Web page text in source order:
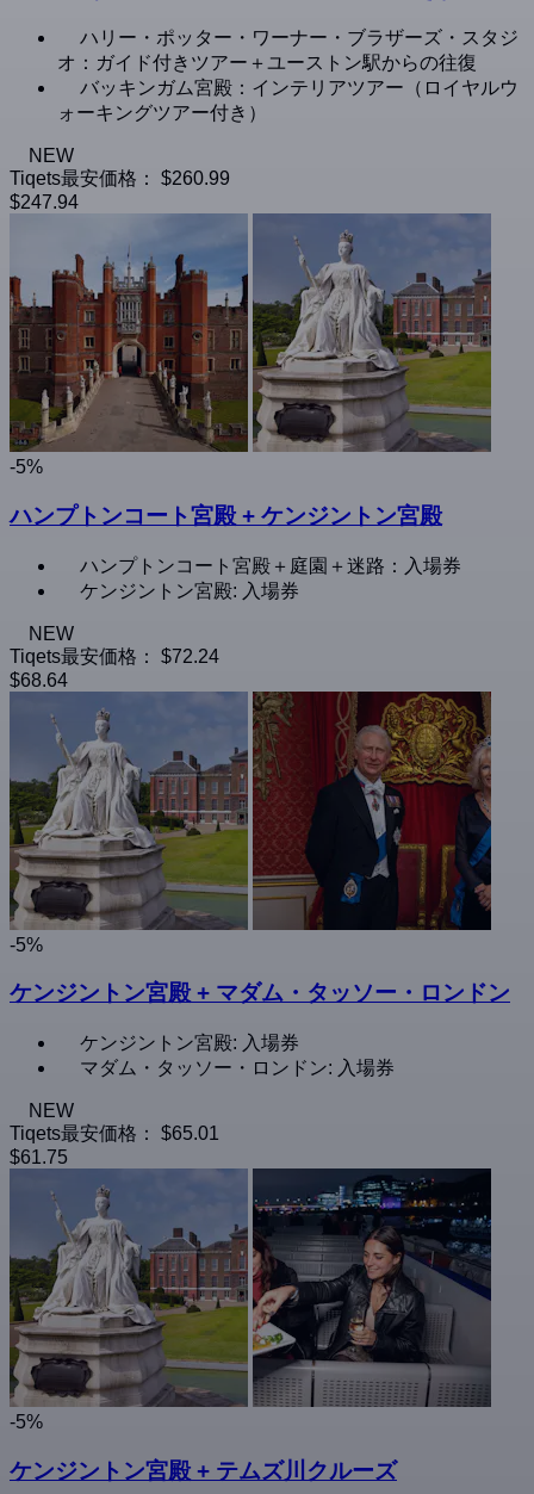
ハリー・ポッター・ワーナー・ブラザーズ・スタジ
オ：ガイド付きツアー＋ユーストン駅からの往復
バッキンガム宮殿：インテリアツアー（ロイヤルウ
ォーキングツアー付き）
NEW
Tiqets最安価格：
$260.99
$247.94
-5%
ハンプトンコート宮殿 + ケンジントン宮殿
ハンプトンコート宮殿＋庭園＋迷路：入場券
ケンジントン宮殿: 入場券
NEW
Tiqets最安価格：
$72.24
$68.64
-5%
ケンジントン宮殿 + マダム・タッソー・ロンドン
ケンジントン宮殿: 入場券
マダム・タッソー・ロンドン: 入場券
NEW
Tiqets最安価格：
$65.01
$61.75
-5%
ケンジントン宮殿 + テムズ川クルーズ